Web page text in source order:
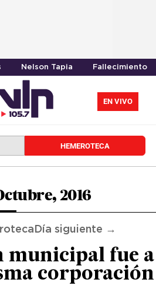
Nelson Tapia Fallecimiento
EN VIVO
HEMEROTECA
2016
Día siguiente →
municipal fue a
corporación